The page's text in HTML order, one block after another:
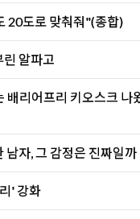
20도로 맞춰줘"(종합)
알파고
배리어프리 키오스크
자, 그 감정은 진짜일까
' 강화